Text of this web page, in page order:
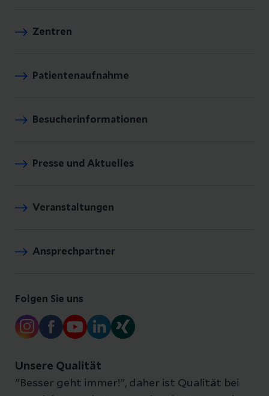
Zentren
Patientenaufnahme
Besucherinformationen
Presse und Aktuelles
Veranstaltungen
Ansprechpartner
Folgen Sie uns
Unsere Qualität
"Besser geht immer!", daher ist Qualität bei